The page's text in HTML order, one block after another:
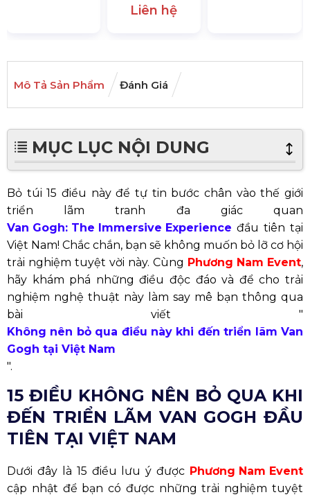
Liên hệ
Mô Tả Sản Phẩm Đánh Giá
MỤC LỤC NỘI DUNG
Bỏ túi 15 điều này để tự tin bước chân vào thế giới
triển lãm tranh đa giác quan
Van Gogh: The Immersive Experience đầu tiên tại
Việt Nam! Chắc chắn, bạn sẽ không muốn bỏ lỡ cơ hội
trải nghiệm tuyệt vời này. Cùng Phương Nam Event,
hãy khám phá những điều độc đáo và để cho trải
nghiệm nghệ thuật này làm say mê bạn thông qua
bài viết "
Không nên bỏ qua điều này khi đến triển lãm Van
Gogh tại Việt Nam
".
15 ĐIỀU KHÔNG NÊN BỎ QUA KHI
ĐẾN TRIỂN LÃM VAN GOGH ĐẦU
TIÊN TẠI VIỆT NAM
Dưới đây là 15 điều lưu ý được Phương Nam Event
cập nhật để bạn có được những trải nghiệm tuyệt